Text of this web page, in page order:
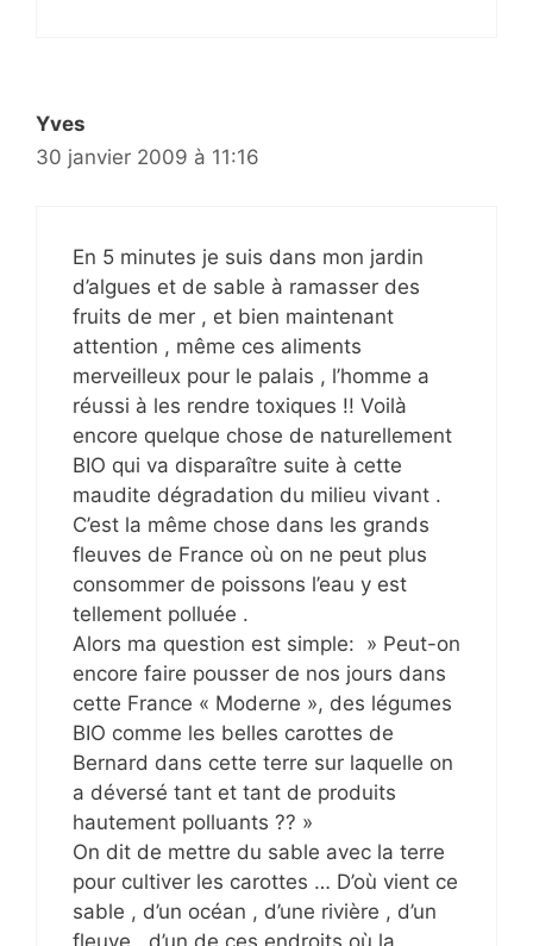
Yves
30 janvier 2009 à 11:16
En 5 minutes je suis dans mon jardin
d’algues et de sable à ramasser des
fruits de mer , et bien maintenant
attention , même ces aliments
merveilleux pour le palais , l’homme a
réussi à les rendre toxiques !! Voilà
encore quelque chose de naturellement
BIO qui va disparaître suite à cette
maudite dégradation du milieu vivant .
C’est la même chose dans les grands
fleuves de France où on ne peut plus
consommer de poissons l’eau y est
tellement polluée .
Alors ma question est simple: » Peut-on
encore faire pousser de nos jours dans
cette France « Moderne », des légumes
BIO comme les belles carottes de
Bernard dans cette terre sur laquelle on
a déversé tant et tant de produits
hautement polluants ?? »
On dit de mettre du sable avec la terre
pour cultiver les carottes … D’où vient ce
sable , d’un océan , d’une rivière , d’un
fleuve , d’un de ces endroits où la